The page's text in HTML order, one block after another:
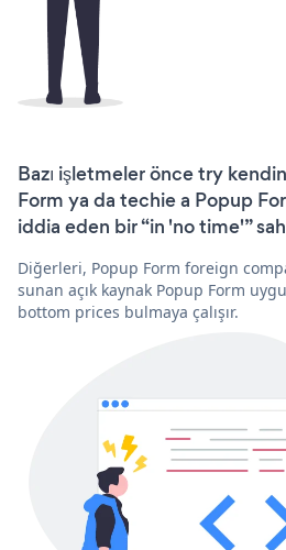
Bazı işletmeler önce try
Form ya da techie a Popup
iddia eden bir “in 'no time'”
Diğerleri, Popup Form foreign
sunan açık kaynak Popup Form
bottom prices bulmaya çalışır.